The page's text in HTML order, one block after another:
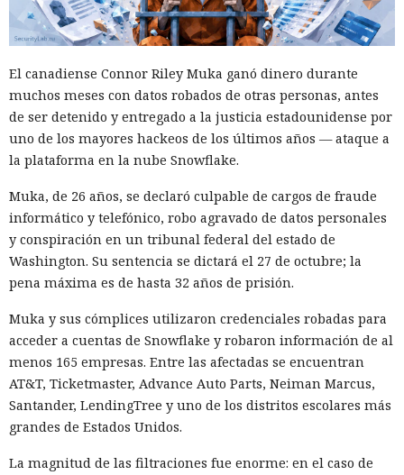
El canadiense Connor Riley Muka ganó dinero durante
muchos meses con datos robados de otras personas, antes
de ser detenido y entregado a la justicia estadounidense por
uno de los mayores hackeos de los últimos años — ataque a
la plataforma en la nube Snowflake.
Muka, de 26 años, se declaró culpable de cargos de fraude
informático y telefónico, robo agravado de datos personales
y conspiración en un tribunal federal del estado de
Washington. Su sentencia se dictará el 27 de octubre; la
pena máxima es de hasta 32 años de prisión.
Muka y sus cómplices utilizaron credenciales robadas para
acceder a cuentas de Snowflake y robaron información de al
menos 165 empresas. Entre las afectadas se encuentran
AT&T, Ticketmaster, Advance Auto Parts, Neiman Marcus,
Santander, LendingTree y uno de los distritos escolares más
grandes de Estados Unidos.
La magnitud de las filtraciones fue enorme: en el caso de